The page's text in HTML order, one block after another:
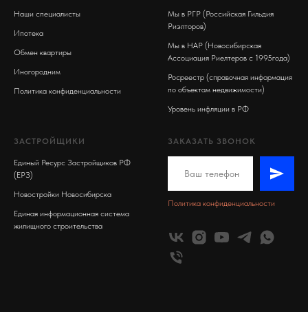
Наши специалисты
Ипотека
Обмен квартиры
Иногородним
Политика конфиденциальности
Мы в РГР (Российская Гильдия
Риэлторов)
Мы в НАР (Новосибирская
Ассоциация Риелтеров с 1995года)
Росреестр (справочная информация
по объектам недвижимости)
Уровень инфляции в РФ
ЗАСТРОЙЩИКИ
Единый Ресурс Застройщиков РФ
(ЕРЗ)
Новостройки Новосибирска
Единая информационная система
жилищного строительства
ЗАКАЗАТЬ ЗВОНОК
Политика конфиденциальности